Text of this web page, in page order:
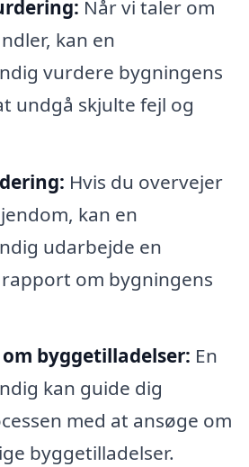
Når vi taler om
kan en
vurdere bygningens
undgå skjulte fejl og
Hvis du overvejer
kan en
udarbejde en
om bygningens
byggetilladelser: En
kan guide dig
med at ansøge om
byggetilladelser.